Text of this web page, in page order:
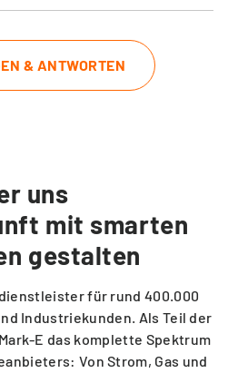
den Gaspreis steigen bzw.
Be- bzw. Entlastung an Sie
diese Komponenten müssen
& ANTWORTEN
uns
mit smarten
gestalten
für rund 400.000
Industriekunden. Als Teil der
E das komplette Spektrum
Von Strom, Gas und